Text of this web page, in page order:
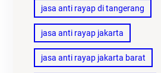
jasa anti rayap di tangerang
jasa anti rayap jakarta
jasa anti rayap jakarta barat